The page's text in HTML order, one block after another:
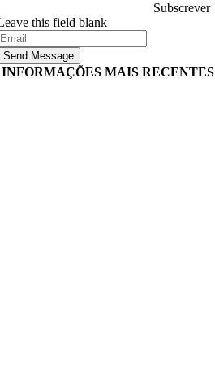
Subscrever
this field blank
Send Message
INFORMAÇÕES MAIS RECENTES